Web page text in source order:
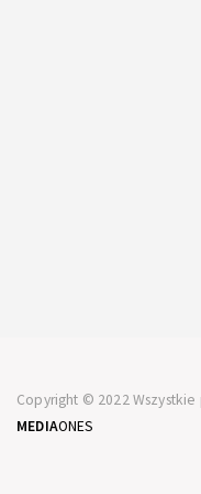
Copyright © 2022
MEDIAONES